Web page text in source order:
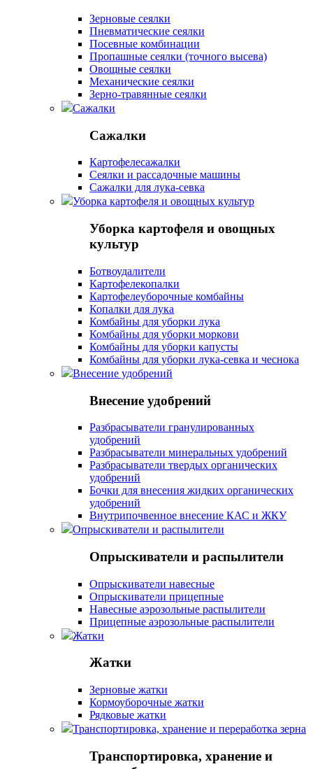
Зерновые сеялки
Пневматические сеялки
Посевные комбинации
Пропашные сеялки (точного высева)
Овощные сеялки
Механические сеялки
Зерно-травянные сеялки
Сажалки
Сажалки
Картофелесажалки
Сеялки и рассадочные машины
Сажалки для лука-севка
Уборка картофеля и овощных культур
Уборка картофеля и овощных
культур
Ботвоудалители
Картофелекопалки
Картофелеуборочные комбайны
Копалки для лука
Комбайны для уборки лука
Комбайны для уборки моркови
Комбайны для уборки капусты
Комбайны для уборки лука-севка и чеснока
Внесение удобрений
Внесение удобрений
Разбрасыватели гранулированных
удобрений
Разбрасыватели минеральных удобрений
Разбрасыватели твердых органических
удобрений
Бочки для внесения жидких органических
удобрений
Внутрипочвенное внесение КАС и ЖКУ
Опрыскиватели и распылители
Опрыскиватели и распылители
Опрыскиватели навесные
Опрыскиватели прицепные
Навесные аэрозольные распылители
Прицепные аэрозольные распылители
Жатки
Жатки
Зерновые жатки
Кормоуборочные жатки
Рядковые жатки
Транспортировка, хранение и переработка зерна
Транспортировка, хранение и